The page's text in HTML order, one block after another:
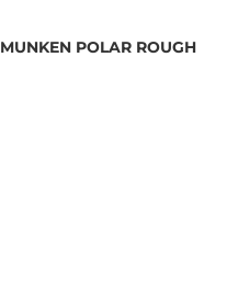
MUNKEN POLAR ROUGH